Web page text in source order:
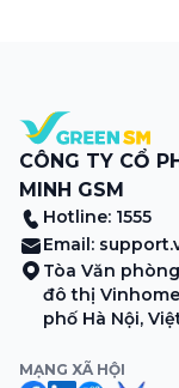
CÔNG TY CỔ
MINH GSM
Hotline: 1555
Email:
Tòa Văn
đô thị
phố Hà Nội,
MẠNG XÃ HỘI